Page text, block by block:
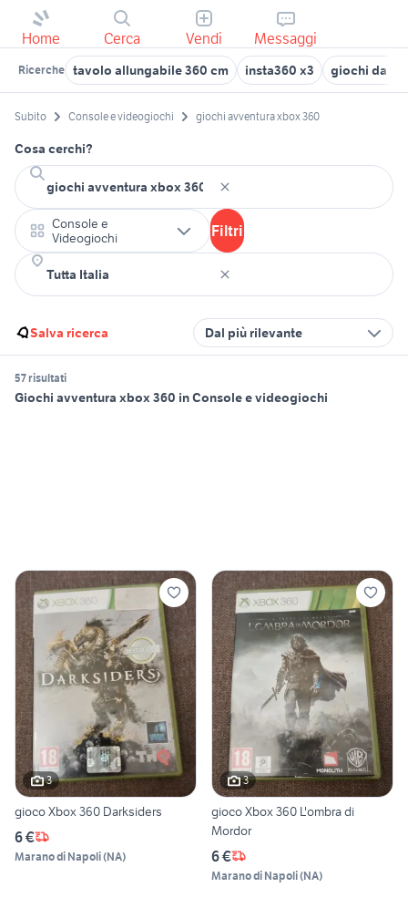
Home Cerca Vendi Messaggi
Ricerche tavolo allungabile 360 cm insta360 x3 giochi da
Subito Console e videogiochi giochi avventura xbox 360
Cosa cerchi?
Console e
Videogiochi
Filtri
Salva ricerca Dal più rilevante
57 risultati
Giochi avventura xbox 360 in Console e videogiochi
3
gioco Xbox 360 Darksiders
6 €
Marano di Napoli(NA)
3
gioco Xbox 360 L'ombra di
Mordor
6 €
Marano di Napoli(NA)